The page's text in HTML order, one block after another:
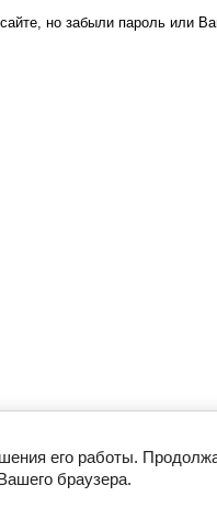
но забыли пароль или
его работы.
браузера.